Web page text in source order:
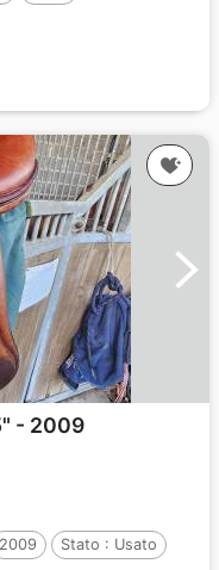
- 2009
2009 Stato : Usato